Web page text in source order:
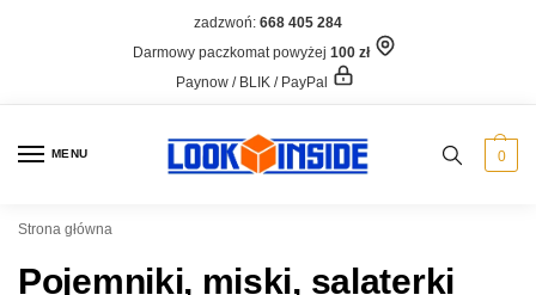
zadzwoń: 668 405 284
Darmowy paczkomat powyżej 100 zł
Paynow / BLIK / PayPal
MENU 0
Strona główna
Pojemniki, miski, salaterki